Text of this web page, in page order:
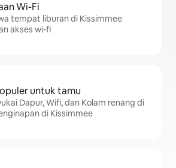
Wi-Fi
tempat liburan di Kissimmee
akses wi-fi
untuk tamu
Dapur, Wifi, dan Kolam renang di
di Kissimmee